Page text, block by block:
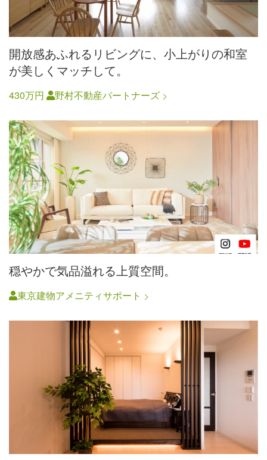
開放感あふれるリビングに、小上がりの和室
が美しくマッチして。
430万円 野村不動産パートナーズ
穏やかで気品溢れる上質空間。
東京建物アメニティサポート